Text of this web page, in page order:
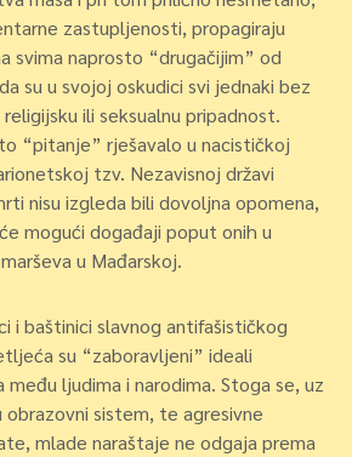
zastupljenosti, propagiraju
svima naprosto “drugačijim” od
su u svojoj oskudici svi jednaki bez
ili seksualnu pripadnost.
“pitanje” rješavalo u nacističkoj
tzv. Nezavisnoj državi
nisu izgleda bili dovoljna opomena,
mogući događaji poput onih u
u Mađarskoj.
i baštinici slavnog antifašističkog
su “zaboravljeni” ideali
ljudima i narodima. Stoga se, uz
sistem, te agresivne
mlade naraštaje ne odgaja prema